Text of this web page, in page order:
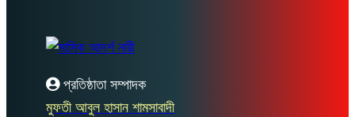
প্রতিষ্ঠাতা সম্পাদক
মুফতী আবুল হাসান শামসাবাদী